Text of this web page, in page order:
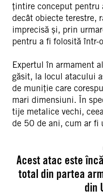
țintire conceput pentru
decât obiecte terestre,
imprecisă și, prin
pentru a fi folosită într-
Expertul în armament
găsit, la locul atacului
de muniție care
mari dimensiuni. În
tije metalice vechi,
de 50 de ani, cum ar fi
Acest atac este
total din partea
din